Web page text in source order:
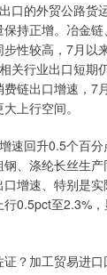
口的外贸公路货
持正增。冶金
性较高，7月以
关行业出口短期
链出口增速，7
上行空间。
速回升0.5个百
、涤纶长丝生
增速、特别是
0.5pct至2.3%
？加工贸易进